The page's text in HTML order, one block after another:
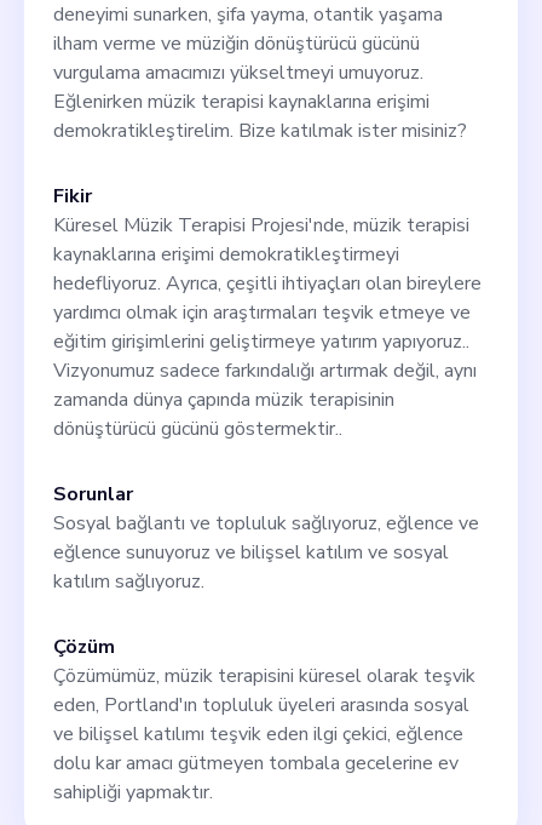
deneyimi sunarken, şifa yayma, otantik yaşama
ilham verme ve müziğin dönüştürücü gücünü
vurgulama amacımızı yükseltmeyi umuyoruz.
Eğlenirken müzik terapisi kaynaklarına erişimi
demokratikleştirelim. Bize katılmak ister misiniz?
Fikir
Küresel Müzik Terapisi Projesi'nde, müzik terapisi
kaynaklarına erişimi demokratikleştirmeyi
hedefliyoruz. Ayrıca, çeşitli ihtiyaçları olan bireylere
yardımcı olmak için araştırmaları teşvik etmeye ve
eğitim girişimlerini geliştirmeye yatırım yapıyoruz..
Vizyonumuz sadece farkındalığı artırmak değil, aynı
zamanda dünya çapında müzik terapisinin
dönüştürücü gücünü göstermektir..
Sorunlar
Sosyal bağlantı ve topluluk sağlıyoruz, eğlence ve
eğlence sunuyoruz ve bilişsel katılım ve sosyal
katılım sağlıyoruz.
Çözüm
Çözümümüz, müzik terapisini küresel olarak teşvik
eden, Portland'ın topluluk üyeleri arasında sosyal
ve bilişsel katılımı teşvik eden ilgi çekici, eğlence
dolu kar amacı gütmeyen tombala gecelerine ev
sahipliği yapmaktır.